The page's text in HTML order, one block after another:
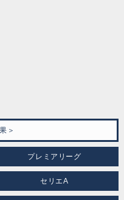
＞
プレミアリーグ
セリエA